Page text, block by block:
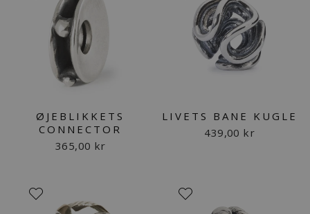
ØJEBLIKKETS
CONNECTOR
365,00 kr
LIVETS BANE KUGLE
439,00 kr